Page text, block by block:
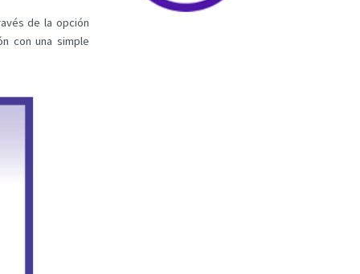
de la opción
con una simple